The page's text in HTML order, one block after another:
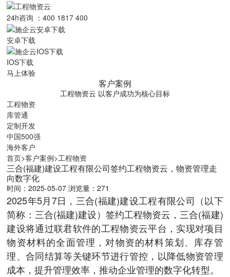
24h咨询 ：400 1817 400
安卓下载
IOS下载
马上体验
客户案例
工程物资云 以客户成功为核心目标
工程物资
库管通
定制开发
中国500强
海外客户
首页>客户案例>工程物资
三合(福建)建设工程有限公司签约工程物资云，物资管理走
向数字化
时间：2025-05-07 浏览量：271
2025年5月7日，三合(福建)建设工程有限公司（以下
简称：三合(福建)建设）签约工程物资云，三合(福建)
建设将通过联君软件的工程物资云平台，实现对项目
物资材料的全面管理，对物资的材料策划、库存管
理、合同结算等关键环节进行管控，以降低物资管理
成本，提升管理效率，推动企业管理的数字化转型。